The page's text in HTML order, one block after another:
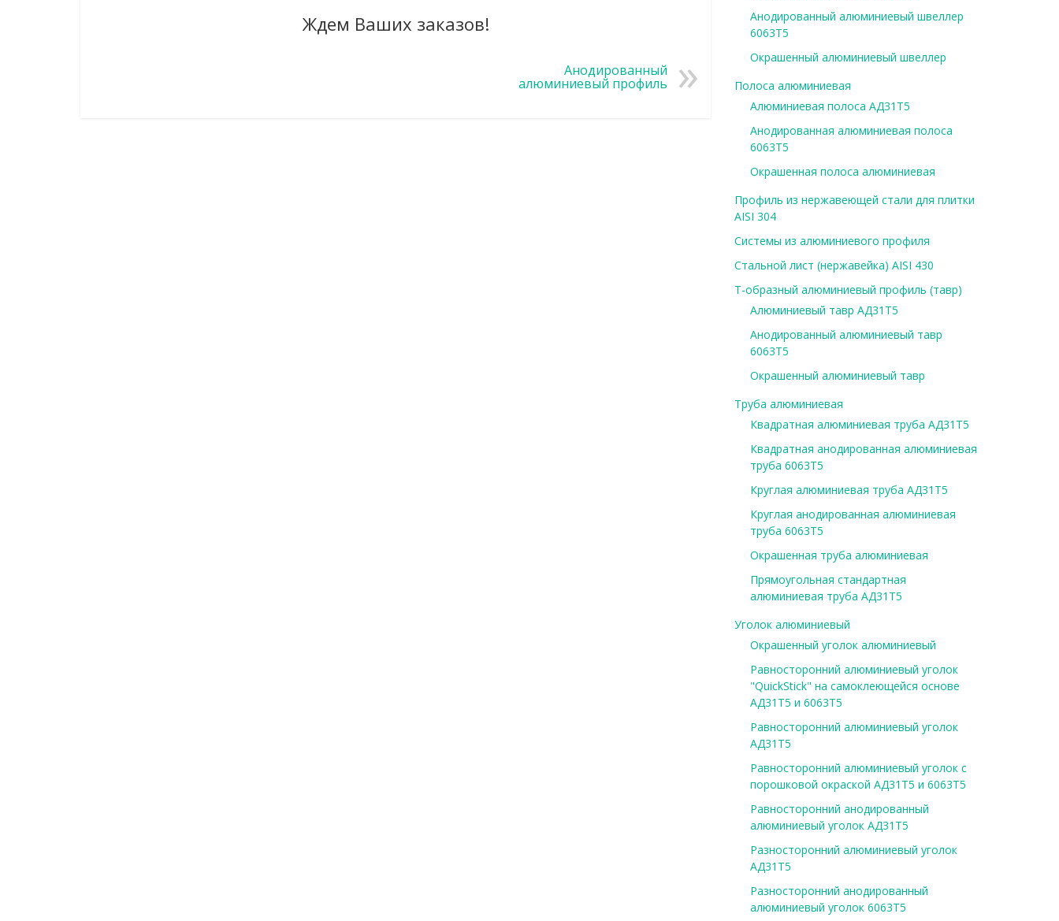
Ждем Ваших заказов!
Анодированный
алюминиевый профиль
Анодированный алюминиевый швеллер
6063Т5
Окрашенный алюминиевый швеллер
Полоса алюминиевая
Алюминиевая полоса АД31Т5
Анодированная алюминиевая полоса
6063Т5
Окрашенная полоса алюминиевая
Профиль из нержавеющей стали для плитки
AISI 304
Системы из алюминиевого профиля
Стальной лист (нержавейка) AISI 430
Т-образный алюминиевый профиль (тавр)
Алюминиевый тавр АД31Т5
Анодированный алюминиевый тавр
6063Т5
Окрашенный алюминиевый тавр
Труба алюминиевая
Квадратная алюминиевая труба АД31Т5
Квадратная анодированная алюминиевая
труба 6063Т5
Круглая алюминиевая труба АД31Т5
Круглая анодированная алюминиевая
труба 6063Т5
Окрашенная труба алюминиевая
Прямоугольная стандартная
алюминиевая труба АД31Т5
Уголок алюминиевый
Окрашенный уголок алюминиевый
Равносторонний алюминиевый уголок
"QuickStick" на самоклеющейся основе
АД31Т5 и 6063Т5
Равносторонний алюминиевый уголок
АД31Т5
Равносторонний алюминиевый уголок с
порошковой окраской АД31Т5 и 6063Т5
Равносторонний анодированный
алюминиевый уголок АД31Т5
Разносторонний алюминиевый уголок
АД31Т5
Разносторонний анодированный
алюминиевый уголок 6063Т5